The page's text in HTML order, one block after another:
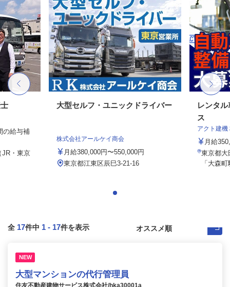
の給与補
JR・東京
大型セルフ・ユニックドライバー
株式会社アールケイ商会
月給380,000円〜550,000円
東京都江東区辰巳3-21-16
レンタ
ス
アクト建機
月給
東京都大
「大森
全 17件中 1 - 17件を表示
NEW
大型マンションの代行管理員
住友不動産建物サービス株式会社/hka30001a